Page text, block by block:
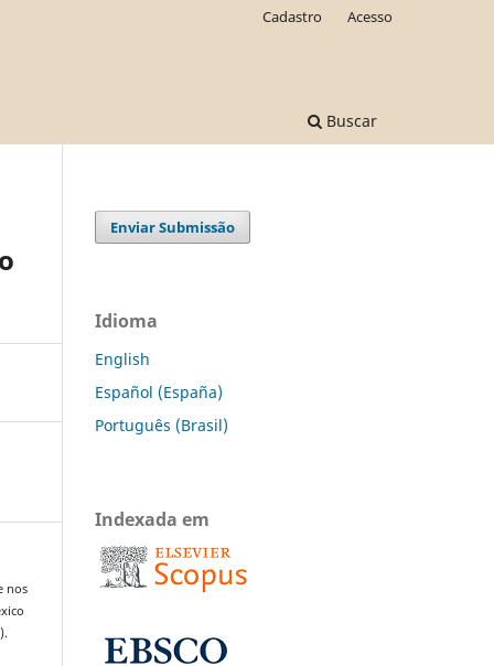
Buscar
Cadastro Acesso
nos
Enviar Submissão
Idioma
English
Español (España)
Português (Brasil)
Indexada em